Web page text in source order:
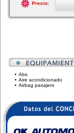
Precio:
• Abs
• Aire acondicionado
• Airbag pasajero